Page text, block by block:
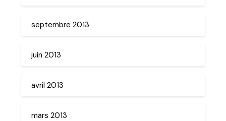
septembre 2013
juin 2013
avril 2013
mars 2013